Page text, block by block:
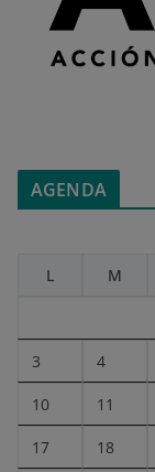
AGENDA
L
M
3 4
10 11
17 18